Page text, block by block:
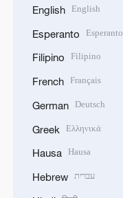
English English
Esperanto Esperanto
Filipino Filipino
French Français
German Deutsch
Greek Ελληνικά
Hausa Hausa
Hebrew עברית